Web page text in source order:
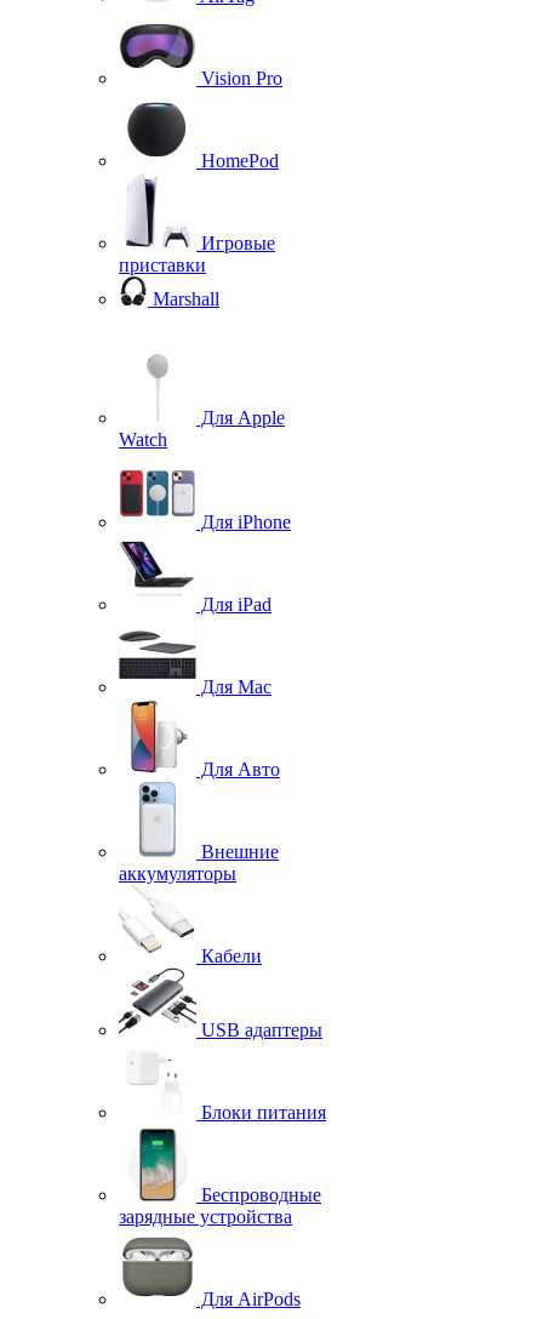
Vision Pro
HomePod
Игровые
приставки
Marshall
Для Apple
Watch
Для iPhone
Для iPad
Для Mac
Для Авто
Внешние
аккумуляторы
Кабели
USB адаптеры
Блоки питания
Беспроводные
зарядные устройства
Для AirPods